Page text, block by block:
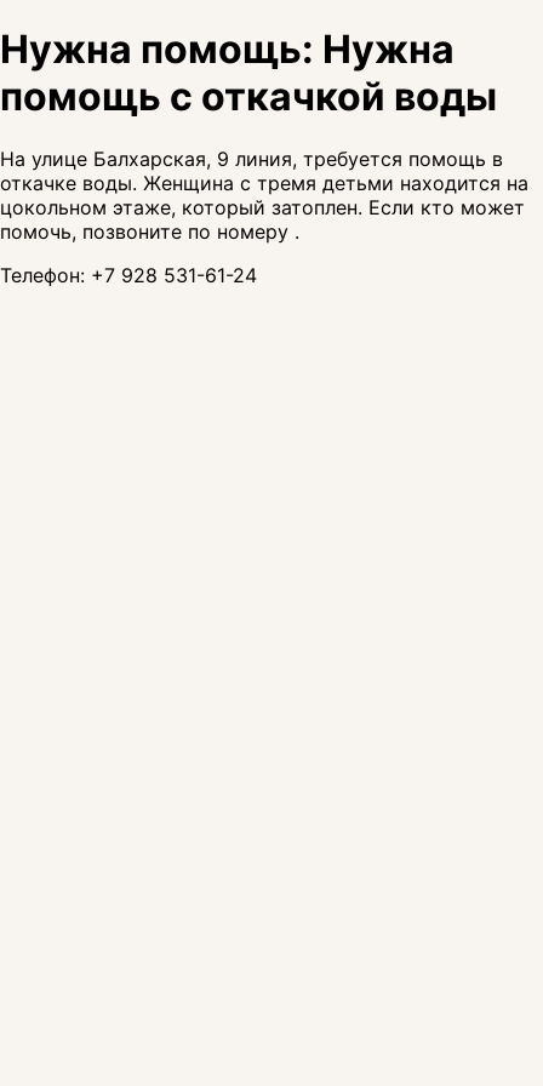
Нужна помощь: Нужна
помощь с откачкой воды
На улице Балхарская, 9 линия, требуется помощь в
откачке воды. Женщина с тремя детьми находится на
цокольном этаже, который затоплен. Если кто может
помочь, позвоните по номеру .
Телефон: +7 928 531-61-24